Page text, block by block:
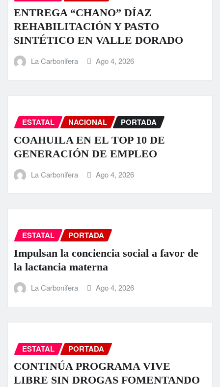
ENTREGA “CHANO” DÍAZ
REHABILITACIÓN Y PASTO
SINTÉTICO EN VALLE DORADO
La Carbonifera Ago 4, 2026
ESTATAL NACIONAL PORTADA
COAHUILA EN EL TOP 10 DE
GENERACIÓN DE EMPLEO
La Carbonifera Ago 4, 2026
ESTATAL PORTADA
Impulsan la conciencia social a favor de
la lactancia materna
La Carbonifera Ago 4, 2026
ESTATAL PORTADA
CONTINÚA PROGRAMA VIVE
LIBRE SIN DROGAS FOMENTANDO